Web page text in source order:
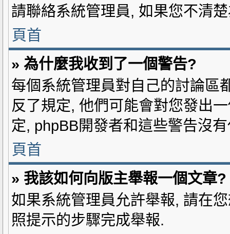
請聯絡系統管理員, 如果您不清
頁首
» 為什麼我收到了一個警告?
每個系統管理員對自己的討論區
反了規定, 他們可能會對您發出
定, phpBB開發者和這些警告沒
頁首
» 我該如何向版主舉報一個文章?
如果系統管理員允許舉報, 請在
照提示的步驟完成舉報.